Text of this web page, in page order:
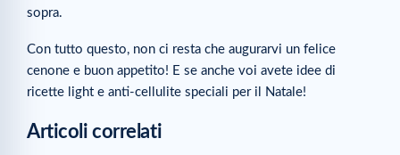
sopra.
Con tutto questo, non ci resta che augurarvi un felice
cenone e buon appetito! E se anche voi avete idee di
ricette light e anti-cellulite speciali per il Natale!
Articoli correlati